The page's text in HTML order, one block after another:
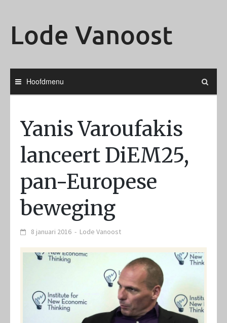
Lode Vanoost
Hoofdmenu
Yanis Varoufakis
lanceert DiEM25,
pan-Europese
beweging
8 januari 2016 - Lode Vanoost